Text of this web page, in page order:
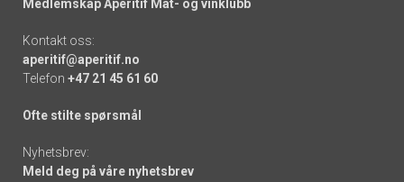
Medlemskap Apéritif Mat- og vinklubb
Kontakt oss:
aperitif@aperitif.no
Telefon +47 21 45 61 60
Ofte stilte spørsmål
Nyhetsbrev:
Meld deg på våre nyhetsbrev